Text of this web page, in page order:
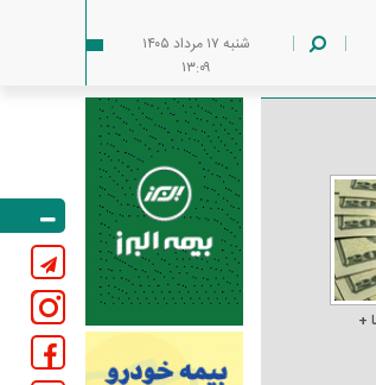
شنبه ۱۷ مرداد ۱۴۰۵
۱۳:۰۹
+